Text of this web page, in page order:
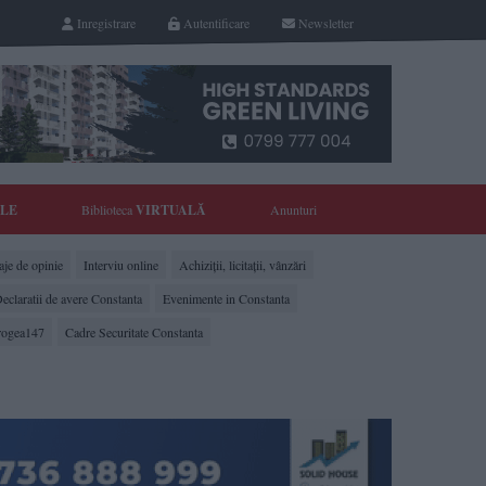
Newsletter
Autentificare
Inregistrare
BibliotecaVIRTUALĂ Anunturi
de opinie Interviu online
Achiziții, licitații, vânzări
de avere Constanta
Evenimente in Constanta
Cadre Securitate Constanta